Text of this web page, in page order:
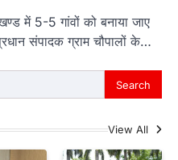
में 5-5 गांवों को बनाया जाए
संपादक ग्राम चौपालों के…
View All